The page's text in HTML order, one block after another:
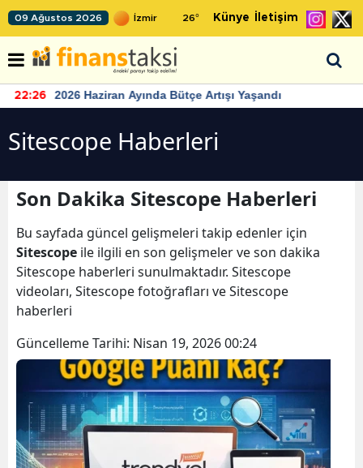
09 Ağustos 2026 26° Künye İletişim
22:26 2026 Haziran Ayında Bütçe Artışı Yaşandı
Sitescope Haberleri
Son Dakika Sitescope Haberleri
Bu sayfada güncel gelişmeleri takip edenler için
Sitescope ile ilgili en son gelişmeler ve son dakika
Sitescope haberleri sunulmaktadır. Sitescope
videoları, Sitescope fotoğrafları ve Sitescope
haberleri
Güncelleme Tarihi: Nisan 19, 2026 00:24